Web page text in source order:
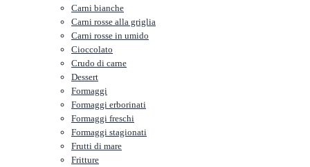
Carni bianche
Carni rosse alla griglia
Carni rosse in umido
Cioccolato
Crudo di carne
Dessert
Formaggi
Formaggi erborinati
Formaggi freschi
Formaggi stagionati
Frutti di mare
Fritture